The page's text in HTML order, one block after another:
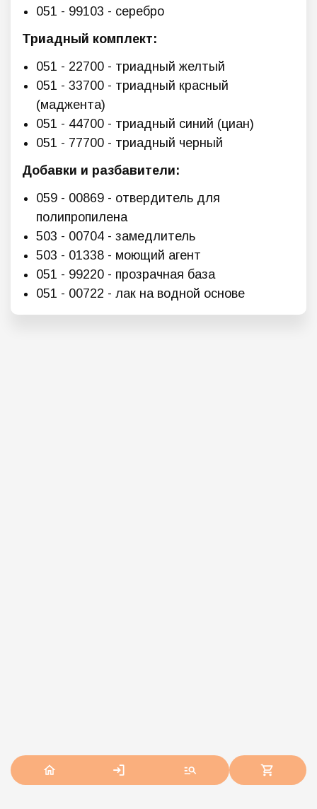
051 - 99103 - серебро
Триадный комплект:
051 - 22700 - триадный желтый
051 - 33700 - триадный красный
(маджента)
051 - 44700 - триадный синий (циан)
051 - 77700 - триадный черный
Добавки и разбавители:
059 - 00869 - отвердитель для
полипропилена
503 - 00704 - замедлитель
503 - 01338 - моющий агент
051 - 99220 - прозрачная база
051 - 00722 - лак на водной основе